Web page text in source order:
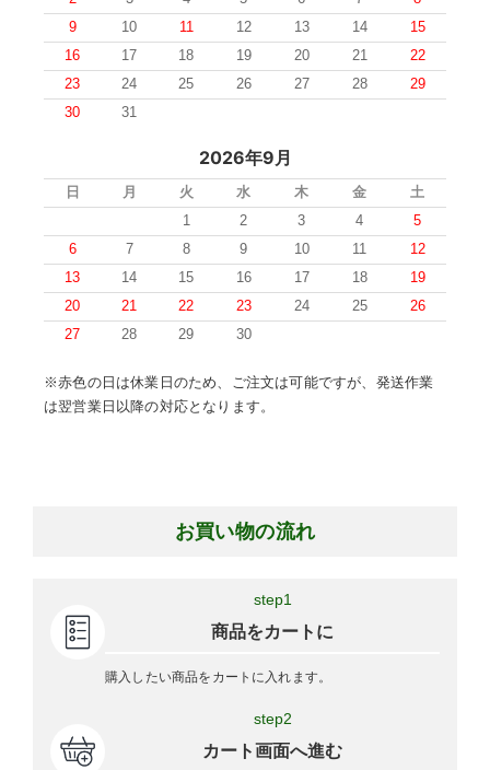
9
10 11 12 13 14
15
16
17 18 19 20 21
22
23
24 25 26 27 28
29
30
31
2026年9月
日 月 火 水 木 金
土
1
2 3 4
5
6
7 8 9 10 11
12
13
14 15 16 17 18
19
20
21 22 23 24 25
26
27
28 29 30
※赤色の日は休業日のため、ご注文は可能ですが、発送作業
は翌営業日以降の対応となります。
お買い物の流れ
step1
商品をカートに
購入したい商品をカートに入れます。
step2
カート画面へ進む